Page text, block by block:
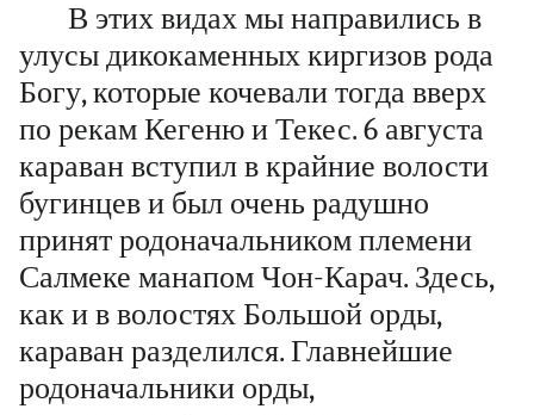
В этих видах мы направились в
улусы дикокаменных киргизов рода
Богу, которые кочевали тогда вверх
по рекам Кегеню и Текес. 6 августа
караван вступил в крайние волости
бугинцев и был очень радушно
принят родоначальником племени
Салмеке манапом Чон-Карач. Здесь,
как и в волостях Большой орды,
караван разделился. Главнейшие
родоначальники орды,